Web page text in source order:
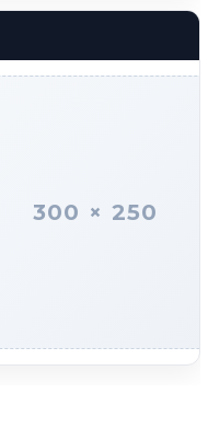
300 × 250